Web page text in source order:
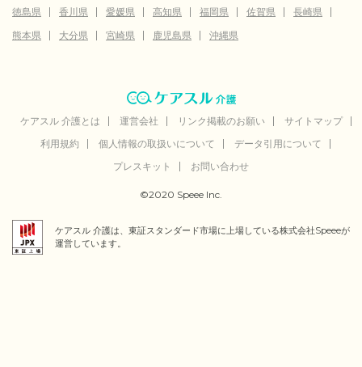
徳島県
香川県 愛媛県 高知県 福岡県 佐賀県
長崎県
熊本県
大分県 宮崎県 鹿児島県 沖縄県
ケアスル 介護とは 運営会社 リンク掲載のお願い
サイトマップ
利用規約
個人情報の取扱いについて
データ引用について
プレスキット
お問い合わせ
©2020 Speee Inc.
ケアスル 介護は、東証スタンダード市場に上場している株式会社Speeeが
運営しています。